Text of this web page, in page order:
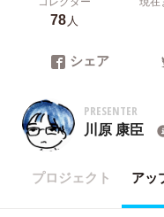
78人
シェア
PRESENTER
川原 康臣
プロジェクト アッ